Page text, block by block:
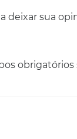
deixar sua
obrigatórios